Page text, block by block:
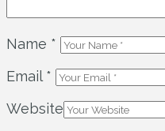
Name *
Email*
Website